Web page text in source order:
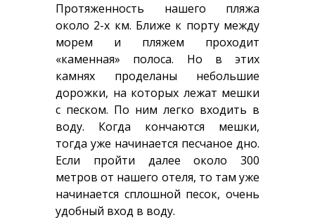
Протяженность нашего пляжа
около 2-х км. Ближе к порту между
морем и пляжем проходит
«каменная» полоса. Но в этих
камнях проделаны небольшие
дорожки, на которых лежат мешки
с песком. По ним легко входить в
воду. Когда кончаются мешки,
тогда уже начинается песчаное дно.
Если пройти далее около 300
метров от нашего отеля, то там уже
начинается сплошной песок, очень
удобный вход в воду.